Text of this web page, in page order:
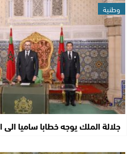
وطنية
جلالة الملك يوجه خطابا ساميا الى